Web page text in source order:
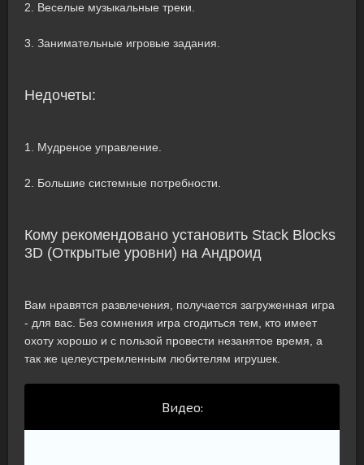
2. Веселые музыкальные треки.
3. Занимательные игровые задания.
Недочеты:
1. Мудреное управление.
2. Большие системные потребности.
Кому рекомендовано установить Stack Blocks
3D (Открытые уровни) на Андроид
Вам нравятся развлечения, получается загруженная игра
- для вас. Без сомнения игра сгодиться тем, кто имеет
охоту хорошо и с пользой провести незанятое время, а
так же целеустремленным любителям игрушек.
Видео: